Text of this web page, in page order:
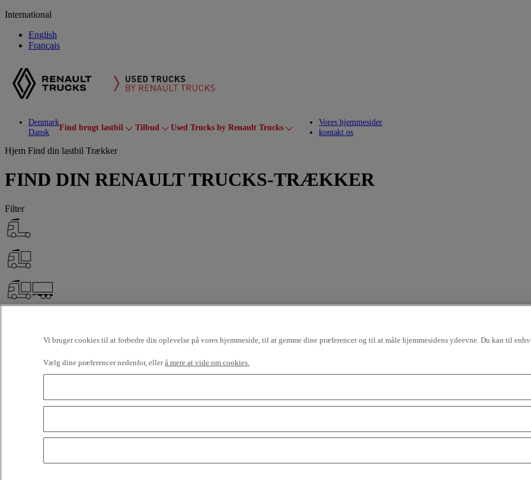
International
English
Français
Denmark
Dansk
Find brugt lastbil Toggle submenu
Tilbud Toggle submenu
Used Trucks by Renault Trucks Toggle submenu
Vores hjemmesider
kontakt os
Hjem Find din lastbil Trækker
FIND DIN RENAULT TRUCKS-TRÆKKER
Filter
OK
Vi bruger cookies til at forbedre din oplevelse på vores hjemmeside, til at gemme dine præferencer og til at måle hjemmesidens ydeevne. Du kan til
Vælg dine præferencer nedenfor, ellerå mere at vide om cookies.